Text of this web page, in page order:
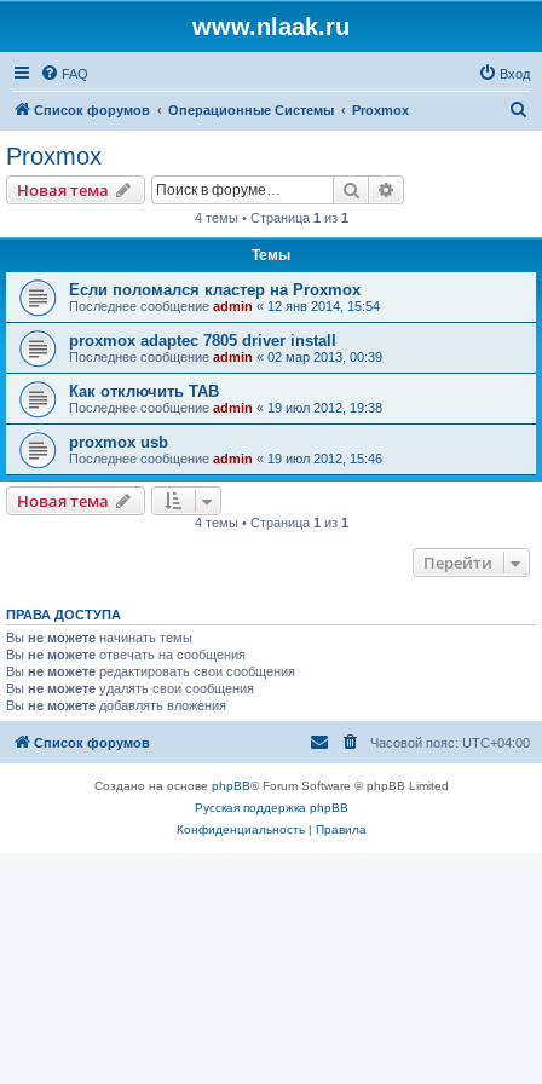
www.nlaak.ru
FAQ Вход
Список форумов Операционные Системы Proxmox
Proxmox
Новая тема Поиск
4 темы • Страница 1 из 1
Темы
Если поломался кластер на Proxmox
Последнее сообщение admin « 12 янв 2014, 15:54
proxmox adaptec 7805 driver install
Последнее сообщение admin « 02 мар 2013, 00:39
Как отключить TAB
Последнее сообщение admin « 19 июл 2012, 19:38
proxmox usb
Последнее сообщение admin « 19 июл 2012, 15:46
Новая тема
4 темы • Страница 1 из 1
Перейти
ПРАВА ДОСТУПА
Вы не можете начинать темы
Вы не можете отвечать на сообщения
Вы не можете редактировать свои сообщения
Вы не можете удалять свои сообщения
Вы не можете добавлять вложения
Список форумов Часовой пояс: UTC+04:00
Создано на основе phpBB® Forum Software © phpBB Limited
Русская поддержка phpBB
Конфиденциальность| Правила